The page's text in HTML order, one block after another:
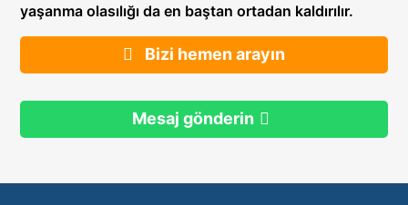
yaşanma olasılığı da en baştan ortadan kaldırılır.
Bizi hemen arayın
Mesaj gönderin